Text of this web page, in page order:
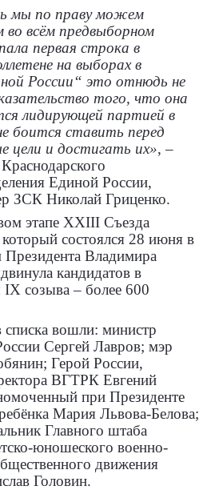
мы по праву можем
всём предвыборном
первая строка в
на выборах в
России“ это отнюдь не
того, что она
лидирующей партией в
боится ставить перед
цели и достигать их», –
Единой России,
ЗСК Николай Гриценко.
этапе XXIII Съезда
состоялся 28 июня в
Президента Владимира
кандидатов в
созыва – более 600
списка вошли: министр
Сергей Лавров; мэр
Герой России,
ВГТРК Евгений
при Президенте
Мария Львова-Белова;
Главного штаба
юношеского военно-
движения
Головин.